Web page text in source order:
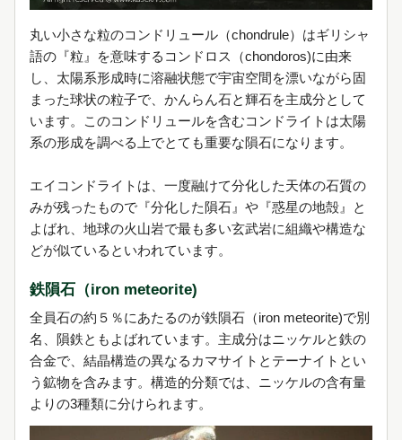
丸い小さな粒のコンドリュール（chondrule）はギリシャ
語の『粒』を意味するコンドロス（chondoros)に由来
し、太陽系形成時に溶融状態で宇宙空間を漂いながら固
まった球状の粒子で、かんらん石と輝石を主成分として
います。このコンドリュールを含むコンドライトは太陽
系の形成を調べる上でとても重要な隕石になります。
エイコンドライトは、一度融けて分化した天体の石質の
みが残ったもので『分化した隕石』や『惑星の地殻』と
よばれ、地球の火山岩で最も多い玄武岩に組織や構造な
どが似ているといわれています。
鉄隕石（iron meteorite)
全員石の約５％にあたるのが鉄隕石（iron meteorite)で別
名、隕鉄ともよばれています。主成分はニッケルと鉄の
合金で、結晶構造の異なるカマサイトとテーナイトとい
う鉱物を含みます。構造的分類では、ニッケルの含有量
よりの3種類に分けられます。